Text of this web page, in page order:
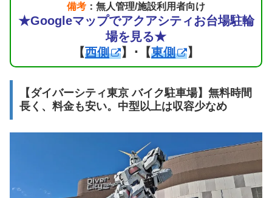
備考 ：無人管理/施設利用者向け
★Googleマップでアクアシティお台場駐輪
場を見る★
【西側 】･【東側 】
【ダイバーシティ東京 バイク駐車場】無料時間
長く、料金も安い。中型以上は収容少なめ